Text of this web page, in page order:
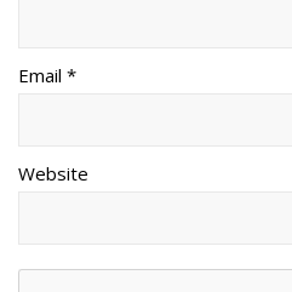
Email *
Website